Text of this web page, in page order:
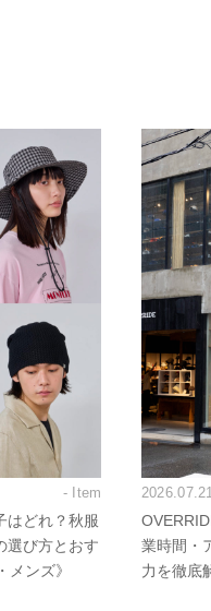
- Item
はどれ？秋服
選び方とおす
ンズ》
2026.07.21
業時間・
力を徹底